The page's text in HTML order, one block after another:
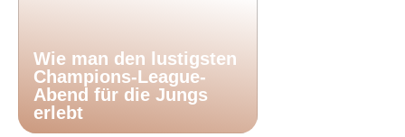
Wie man den lustigsten
Champions-League-
Abend für die Jungs
erlebt